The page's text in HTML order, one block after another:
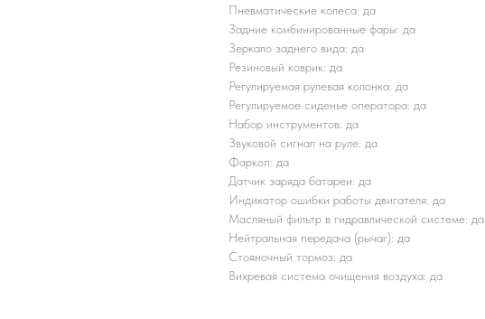
Пневматические колеса: да
Задние комбинированные фары: да
Зеркало заднего вида: да
Резиновый коврик: да
Регулируемая рулевая колонка: да
Регулируемое сиденье оператора: да
Набор инструментов: да
Звуковой сигнал на руле: да
Фаркоп: да
Датчик заряда батареи: да
Индикатор ошибки работы двигателя: да
Масляный фильтр в гидравлической системе: да
Нейтральная передача (рычаг): да
Стояночный тормоз: да
Вихревая система очищения воздуха: да